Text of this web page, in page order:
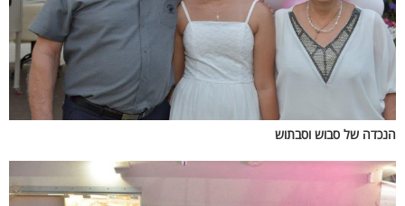
הנכדה של סבוש וסבתוש